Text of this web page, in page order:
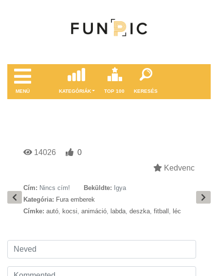
MENÜ KATEGÓRIÁK TOP 100 KERESÉS
14026
0
Kedvenc
Cím: Nincs cím! Beküldte: Igya
Kategória: Fura emberek
Címke: autó, kocsi, animáció, labda, deszka, fitball , léc